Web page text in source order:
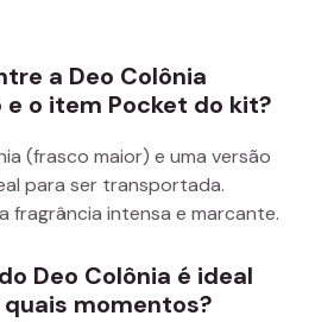
a Deo Colônia
o item Pocket do kit?
(frasco maior) e uma versão
para ser transportada.
fragrância intensa e marcante.
Deo Colônia é ideal
momentos?